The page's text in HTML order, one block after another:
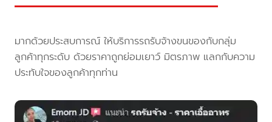
มากด้วยประสบการณ์ ให้บริการรถรับจ้างขนของกับกลุ่ม
ลูกค้าทุกระดับ ด้วยราคาถูกย่อมเยาว์ มิตรภาพ แลกกับความ
ประทับใจของลูกค้าทุกท่าน